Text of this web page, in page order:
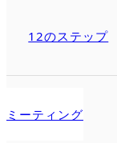
12のステップ
ミーティング